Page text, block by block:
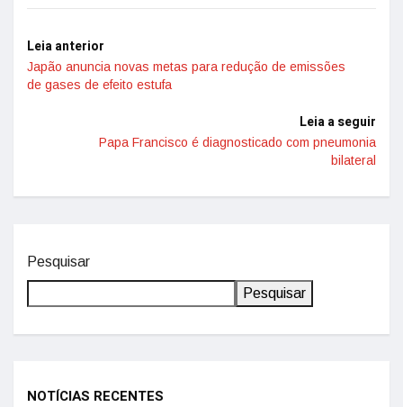
Leia anterior
Japão anuncia novas metas para redução de emissões
de gases de efeito estufa
Leia a seguir
Papa Francisco é diagnosticado com pneumonia
bilateral
Pesquisar
Pesquisar
NOTÍCIAS RECENTES